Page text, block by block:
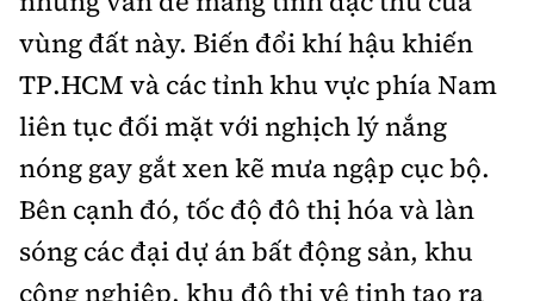
Tổng biên tập: Nguyễn Thị Hồng Nga
Phó Tổng biên tập:Nguyễn Sơn Tùng,
Nguyễn Đức Thắng, La Đức Hùng
Hotline:
0901 514 799
Quảng cáo và Phát hành:
0915 057 282
Email:bandoc@baoxaydung.vn
Cấm sao chép dưới mọi hình thức nếu không có sự
chấp thuận bằng văn bản.
vùng đất này. Biến đổi khí hậu khiến
TP.HCM và các tỉnh khu vực phía Nam
liên tục đối mặt với nghịch lý nắng
nóng gay gắt xen kẽ mưa ngập cục bộ.
Bên cạnh đó, tốc độ đô thị hóa và làn
sóng các đại dự án bất động sản, khu
công nghiệp, khu đô thị vệ tinh tạo ra